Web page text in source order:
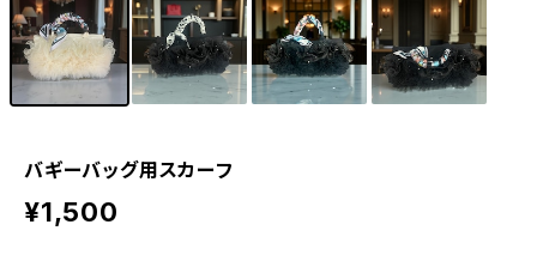
バギーバッグ用スカーフ
¥1,500